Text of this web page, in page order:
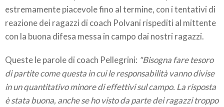
estremamente piacevole fino al termine, con i tentativi di
reazione dei ragazzi di coach Polvani rispediti al mittente
con la buona difesa messa in campo dai nostri ragazzi.
Queste le parole di coach Pellegrini: "Bisogna fare tesoro
di partite come questa in cui le responsabilità vanno divise
in un quantitativo minore di effettivi sul campo. La risposta
è stata buona, anche se ho visto da parte dei ragazzi troppo